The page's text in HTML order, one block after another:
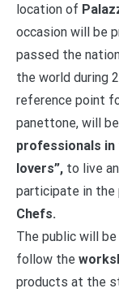
location of
occasion will be
passed the
the world during
reference point
panettone, will
professionals
lovers”, to live
participate in
Chefs.
The public will
follow the
products at the